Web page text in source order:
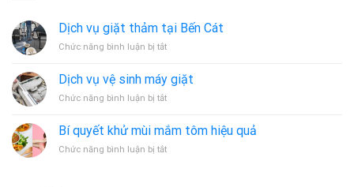
Dịch vụ giặt thảm tại Bến Cát
Chức năng bình luận bị tắtở
giặt
thảm
Bến
Dịch vụ vệ sinh máy giặt
Chức năng bình luận bị tắtở
vụ
vệ
sinh
Bí quyết khử mùi mắm tôm hiệu quả
Chức năng bình luận bị tắtở